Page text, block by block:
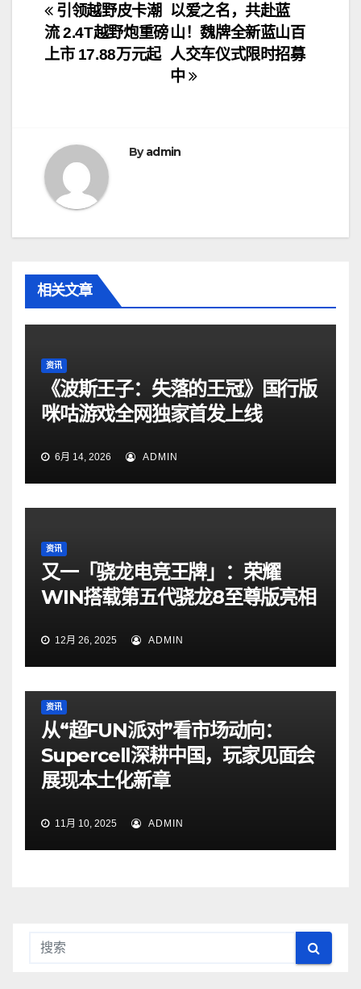
文
章
以爱之名，共赴蓝
山！魏牌全新蓝山百
人交车仪式限时招募
中
引领越野皮卡潮
流 2.4T越野炮重磅
上市 17.88万元起
Byadmin
相关文章
资讯
《波斯王子：失落的王冠》国行版
咪咕游戏全网独家首发上线
6月 14, 2026 ADMIN
资讯
又一「骁龙电竞王牌」：荣耀
WIN搭载第五代骁龙8至尊版亮相
12月 26, 2025 ADMIN
资讯
从“超FUN派对”看市场动向：
Supercell深耕中国，玩家见面会
展现本土化新章
11月 10, 2025 ADMIN